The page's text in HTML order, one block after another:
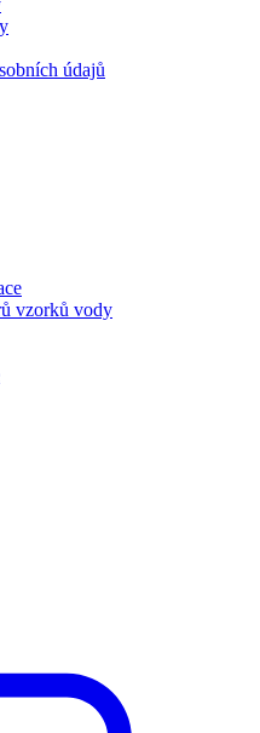
údajů
vzorků vody